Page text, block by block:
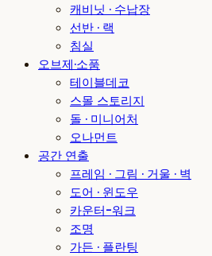
캐비닛 · 수납장
선반 · 랙
침실
오브제·소품
테이블데코
스몰 스토리지
돌 · 미니어처
오나먼트
공간 연출
프레임 · 그림 · 거울 · 벽
도어 · 윈도우
카운터-워크
조명
가든 · 플란팅